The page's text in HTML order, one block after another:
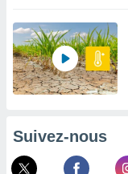
Suivez-nous